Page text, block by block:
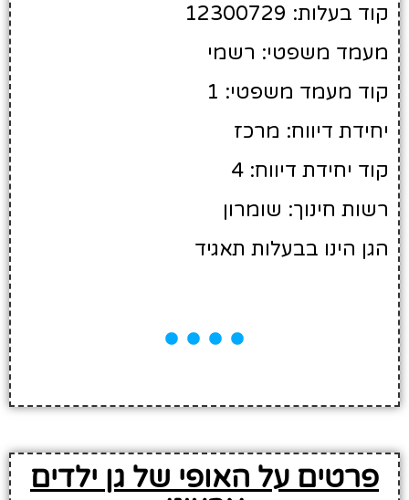
קוד בעלות: 12300729
מעמד משפטי: רשמי
קוד מעמד משפטי: 1
יחידת דיווח: מרכז
קוד יחידת דיווח: 4
רשות חינוך: שומרון
הגן הינו בבעלות תאגיד
פרטים על האופי של גן ילדים